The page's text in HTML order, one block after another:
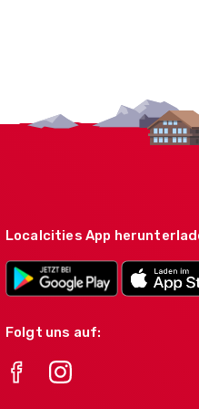
Localcities App
Folgt uns auf: